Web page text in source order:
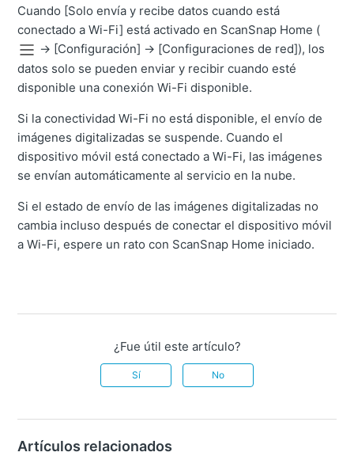
Cuando [Solo envía y recibe datos cuando está
conectado a Wi-Fi] está activado en ScanSnap Home (
→ [Configuración] → [Configuraciones de red]), los
datos solo se pueden enviar y recibir cuando esté
disponible una conexión Wi-Fi disponible.
Si la conectividad Wi-Fi no está disponible, el envío de
imágenes digitalizadas se suspende. Cuando el
dispositivo móvil está conectado a Wi-Fi, las imágenes
se envían automáticamente al servicio en la nube.
Si el estado de envío de las imágenes digitalizadas no
cambia incluso después de conectar el dispositivo móvil
a Wi-Fi, espere un rato con ScanSnap Home iniciado.
¿Fue útil este artículo?
Sí No
Artículos relacionados